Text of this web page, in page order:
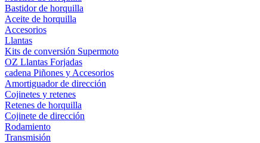
Bastidor de horquilla
Aceite de horquilla
Accesorios
Llantas
Kits de conversión Supermoto
OZ Llantas Forjadas
cadena Piñones y Accesorios
Amortiguador de dirección
Cojinetes y retenes
Retenes de horquilla
Cojinete de dirección
Rodamiento
Transmisión